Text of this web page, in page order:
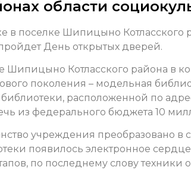
области
в поселке Шипицыно Котласского
День открытых дверей.
Шипицыно Котласского района в
поколения – модельная
расположенной по
из федерального бюджета 10
учреждения преобразовано в
появилось электронное
по последнему слову техники